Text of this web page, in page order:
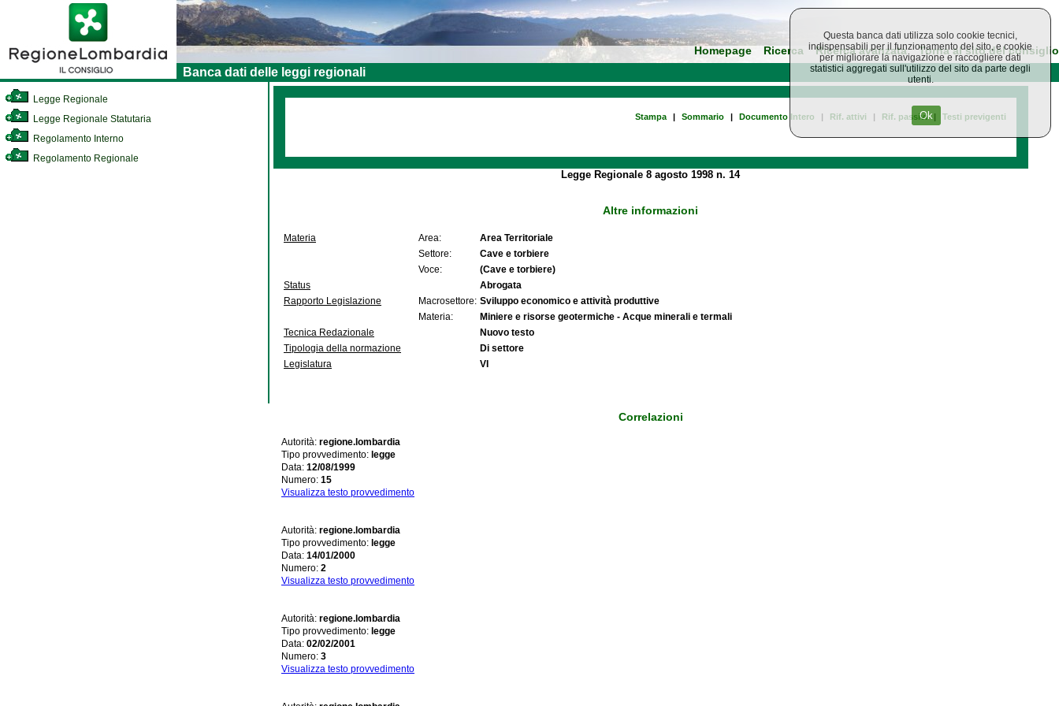
Homepage Ricerca Ricerca avanzata Torna al sito del consiglio
Banca dati delle leggi regionali
Legge Regionale
Legge Regionale Statutaria
Regolamento Interno
Regolamento Regionale
Stampa | Sommario | Documento Intero | Rif. attivi | Rif. passivi | Testi previgenti
Legge Regionale 8 agosto 1998 n. 14
Altre informazioni
Materia Area:
Area Territoriale
Settore:
Cave e torbiere
Voce:
(Cave e torbiere)
Status
Abrogata
Rapporto Legislazione
Macrosettore: Sviluppo economico e attività produttive
Materia:
Miniere e risorse geotermiche - Acque minerali e termali
Tecnica Redazionale
Nuovo testo
Tipologia della normazione
Di settore
Legislatura
VI
Correlazioni
Autorità: regione.lombardia
Tipo provvedimento: legge
Data: 12/08/1999
Numero: 15
Visualizza testo provvedimento
Autorità: regione.lombardia
Tipo provvedimento: legge
Data: 14/01/2000
Numero: 2
Visualizza testo provvedimento
Autorità: regione.lombardia
Tipo provvedimento: legge
Data: 02/02/2001
Numero: 3
Visualizza testo provvedimento
Questa banca dati utilizza solo cookie tecnici,
indispensabili per il funzionamento del sito, e cookie
per migliorare la navigazione e raccogliere dati
statistici aggregati sull'utilizzo del sito da parte degli
utenti.
Ok